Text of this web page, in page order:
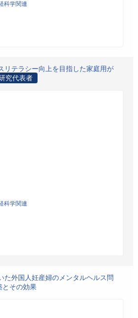
科学関連
リテラシー向上を目指した家庭用が
究代表者
科学関連
た外国人妊産婦のメンタルヘルス問
とその効果